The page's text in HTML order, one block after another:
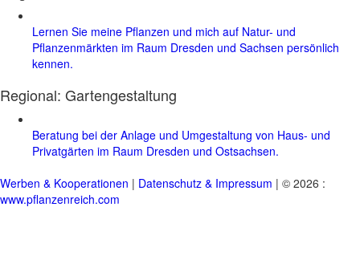
Lernen Sie meine Pflanzen und mich auf Natur- und
Pflanzenmärkten im Raum Dresden und Sachsen persönlich
kennen.
Regional: Gartengestaltung
Beratung bei der Anlage und Umgestaltung von Haus- und
Privatgärten im Raum Dresden und Ostsachsen.
Werben & Kooperationen | Datenschutz & Impressum | © 2026 :
www.pflanzenreich.com